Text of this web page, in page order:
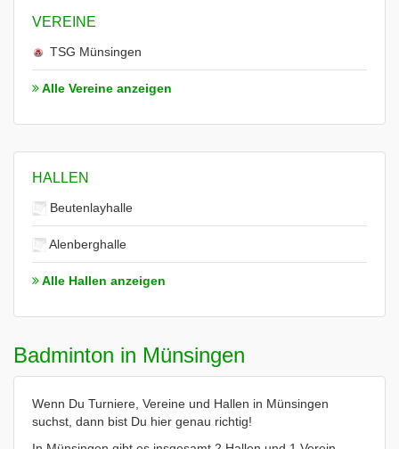
VEREINE
TSG Münsingen
Alle Vereine anzeigen
HALLEN
Beutenlayhalle
Alenberghalle
Alle Hallen anzeigen
Badminton in Münsingen
Wenn Du Turniere, Vereine und Hallen in Münsingen
suchst, dann bist Du hier genau richtig!